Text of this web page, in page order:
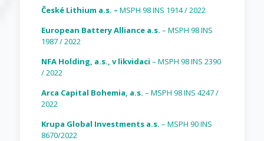
České Lithium a.s. – MSPH 98 INS 1914 / 2022
European Battery Alliance a.s. – MSPH 98 INS
1987 / 2022
NFA Holding, a.s., v likvidaci – MSPH 98 INS 2390
/ 2022
Arca Capital Bohemia, a.s. – MSPH 98 INS 4247 /
2022
Krupa Global Investments a.s. – MSPH 90 INS
8670/2022